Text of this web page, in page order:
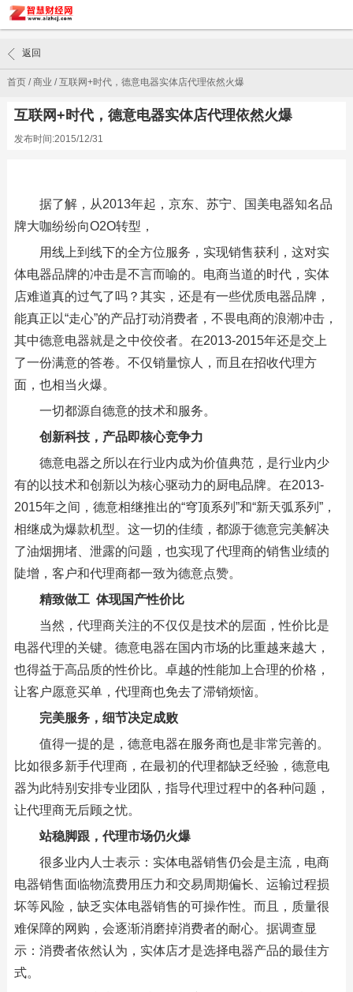
首页/商业 /互联网+时代，德意电器实体店代理依然火爆
返回
互联网+时代，德意电器实体店代理依然火爆
发布时间:2015/12/31
据了解，从2013年起，京东、苏宁、国美电器知名品
牌大咖纷纷向O2O转型，
用线上到线下的全方位服务，实现销售获利，这对实
体电器品牌的冲击是不言而喻的。电商当道的时代，实体
店难道真的过气了吗？其实，还是有一些优质电器品牌，
能真正以“走心”的产品打动消费者，不畏电商的浪潮冲击，
其中德意电器就是之中佼佼者。在2013-2015年还是交上
了一份满意的答卷。不仅销量惊人，而且在招收代理方
面，也相当火爆。
一切都源自德意的技术和服务。
创新科技，产品即核心竞争力
德意电器之所以在行业内成为价值典范，是行业内少
有的以技术和创新以为核心驱动力的厨电品牌。在2013-
2015年之间，德意相继推出的“穹顶系列”和“新天弧系列”，
相继成为爆款机型。这一切的佳绩，都源于德意完美解决
了油烟拥堵、泄露的问题，也实现了代理商的销售业绩的
陡增，客户和代理商都一致为德意点赞。
精致做工 体现国产性价比
当然，代理商关注的不仅仅是技术的层面，性价比是
电器代理的关键。德意电器在国内市场的比重越来越大，
也得益于高品质的性价比。卓越的性能加上合理的价格，
让客户愿意买单，代理商也免去了滞销烦恼。
完美服务，细节决定成败
值得一提的是，德意电器在服务商也是非常完善的。
比如很多新手代理商，在最初的代理都缺乏经验，德意电
器为此特别安排专业团队，指导代理过程中的各种问题，
让代理商无后顾之忧。
站稳脚跟，代理市场仍火爆
很多业内人士表示：实体电器销售仍会是主流，电商
电器销售面临物流费用压力和交易周期偏长、运输过程损
坏等风险，缺乏实体电器销售的可操作性。而且，质量很
难保障的网购，会逐渐消磨掉消费者的耐心。据调查显
示：消费者依然认为，实体店才是选择电器产品的最佳方
式。